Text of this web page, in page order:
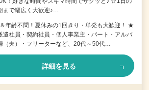
まで幅広く大歓迎♪…
年齢不問！夏休みの1回きり・単発も大歓迎！ ★
遣社員・契約社員・個人事業主・パート・アルバ
（夫）・フリーターなど、20代～50代…
詳細を見る